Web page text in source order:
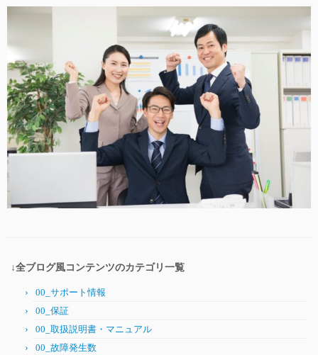
↓全ブログ風コンテンツのカテゴリ一覧
00_サポート情報
00_保証
00_取扱説明書・マニュアル
00_故障発生数